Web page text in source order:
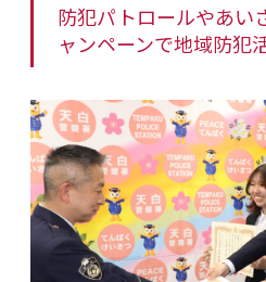
防犯パトロールやあい
ャンペーンで地域防犯